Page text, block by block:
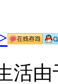
活